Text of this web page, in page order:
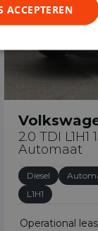
2.0 TDI
Automaat
Diesel
L1H1
Operational
ACCEPTEREN